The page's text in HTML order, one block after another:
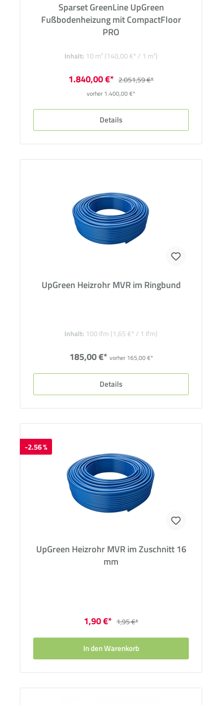
Sparset GreenLine UpGreen
Fußbodenheizung mit CompactFloor
PRO
Inhalt: 10 m² (140,00 €* / 1 m²)
1.840,00 €* 2.051,59 €*
vorher 1.400,00 €*
Details
UpGreen Heizrohr MVR im Ringbund
Inhalt: 100 lfm (1,65 €* / 1 lfm)
185,00 €* vorher 165,00 €*
Details
-2.56 %
UpGreen Heizrohr MVR im Zuschnitt 16
mm
1,90 €* 1,95 €*
In den Warenkorb